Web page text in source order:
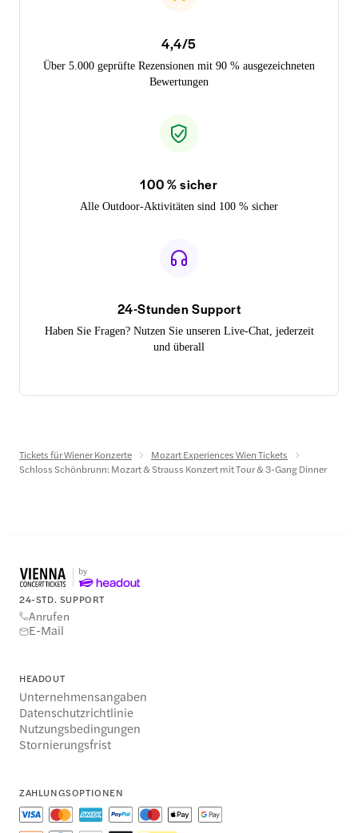
4,4/5
Über 5.000 geprüfte Rezensionen mit 90 % ausgezeichneten
Bewertungen
100 % sicher
Alle Outdoor-Aktivitäten sind 100 % sicher
24-Stunden Support
Haben Sie Fragen? Nutzen Sie unseren Live-Chat, jederzeit
und überall
Tickets für Wiener Konzerte
Mozart Experiences Wien Tickets
Schloss Schönbrunn: Mozart & Strauss Konzert mit Tour & 3-Gang Dinner
24-STD. SUPPORT
Anrufen
E-Mail
HEADOUT
Unternehmensangaben
Datenschutzrichtlinie
Nutzungsbedingungen
Stornierungsfrist
ZAHLUNGSOPTIONEN